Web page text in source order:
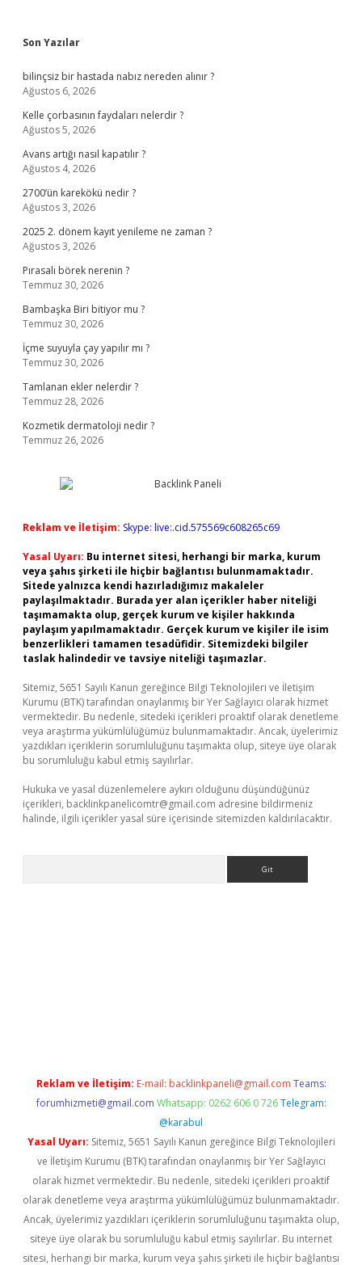
Sidebar
Son Yazılar
bilinçsiz bir hastada nabız nereden alınır ?
Ağustos 6, 2026
Kelle çorbasının faydaları nelerdir ?
Ağustos 5, 2026
Avans artığı nasıl kapatılır ?
Ağustos 4, 2026
2700’ün karekökü nedir ?
Ağustos 3, 2026
2025 2. dönem kayıt yenileme ne zaman ?
Ağustos 3, 2026
Pırasalı börek nerenin ?
Temmuz 30, 2026
Bambaşka Biri bitiyor mu ?
Temmuz 30, 2026
İçme suyuyla çay yapılır mı ?
Temmuz 30, 2026
Tamlanan ekler nelerdir ?
Temmuz 28, 2026
Kozmetik dermatoloji nedir ?
Temmuz 26, 2026
Reklam ve İletişim: Skype: live:.cid.575569c608265c69
Yasal Uyarı: Bu internet sitesi, herhangi bir marka, kurum
veya şahıs şirketi ile hiçbir bağlantısı bulunmamaktadır.
Sitede yalnızca kendi hazırladığımız makaleler
paylaşılmaktadır. Burada yer alan içerikler haber niteliği
taşımamakta olup, gerçek kurum ve kişiler hakkında
paylaşım yapılmamaktadır. Gerçek kurum ve kişiler ile isim
benzerlikleri tamamen tesadüfidir. Sitemizdeki bilgiler
taslak halindedir ve tavsiye niteliği taşımazlar.
Sitemiz, 5651 Sayılı Kanun gereğince Bilgi Teknolojileri ve İletişim
Kurumu (BTK) tarafından onaylanmış bir Yer Sağlayıcı olarak hizmet
vermektedir. Bu nedenle, sitedeki içerikleri proaktif olarak denetleme
veya araştırma yükümlülüğümüz bulunmamaktadır. Ancak, üyelerimiz
yazdıkları içeriklerin sorumluluğunu taşımakta olup, siteye üye olarak
bu sorumluluğu kabul etmiş sayılırlar.
Hukuka ve yasal düzenlemelere aykırı olduğunu düşündüğünüz
içerikleri, backlinkpanelicomtr@gmail.com adresine bildirmeniz
halinde, ilgili içerikler yasal süre içerisinde sitemizden kaldırılacaktır.
Reklam ve İletişim: E-mail: backlinkpaneli@gmail.com Teams:
forumhizmeti@gmail.com Whatsapp: 0262 606 0 726 Telegram:
@karabul
Yasal Uyarı: Sitemiz, 5651 Sayılı Kanun gereğince Bilgi Teknolojileri
ve İletişim Kurumu (BTK) tarafından onaylanmış bir Yer Sağlayıcı
olarak hizmet vermektedir. Bu nedenle, sitedeki içerikleri proaktif
olarak denetleme veya araştırma yükümlülüğümüz bulunmamaktadır.
Ancak, üyelerimiz yazdıkları içeriklerin sorumluluğunu taşımakta olup,
siteye üye olarak bu sorumluluğu kabul etmiş sayılırlar. Bu internet
sitesi, herhangi bir marka, kurum veya şahıs şirketi ile hiçbir bağlantısı